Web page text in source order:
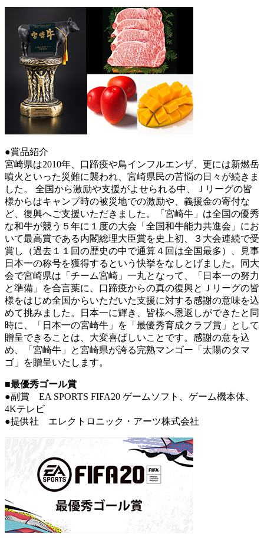
●賞品紹介
宮崎県は2010年、口蹄疫や鳥インフルエンザ、更には新燃岳
噴火といった災難に襲われ、宮崎県民の苦悩の日々が続きま
した。 全国から激励や支援がよせられる中、Ｊリーグの皆
様からはキャンプ時の被災地での激励や、義援金の寄付な
ど、復興へご支援いただきました。「宮崎牛」は全国の優秀
な和牛が競う５年に１度の大会「全国和牛能力共進会」にお
いて最高賞である内閣総理大臣賞を史上初、３大会連続で受
賞し（過去１１回の歴史の中で通算４回は全国最多）、見事
日本一の称号を獲得するという快挙をなしとげました。同大
会で宮崎県は「チーム宮崎」一丸となって、「日本一の努力
と準備」を合言葉に、口蹄疫からの真の復興とＪリーグの皆
様をはじめ全国からいただいた支援に対する感謝の意味を込
めて挑みました。日本一に輝き、皆様へ恩返しができたと同
時に、「日本一の宮崎牛」を「最優秀育成クラブ賞」として
贈呈できることは、大変喜ばしいことです。感謝の意を込
め、「宮崎牛」と宮崎県が誇る完熟マンゴー「太陽のタマ
ゴ」を贈呈いたします。
■最優秀ゴール賞
●副賞 EA SPORTS FIFA20 ゲームソフト、ゲーム機本体、
4Kテレビ
●提供社 エレクトロニック・アーツ株式会社